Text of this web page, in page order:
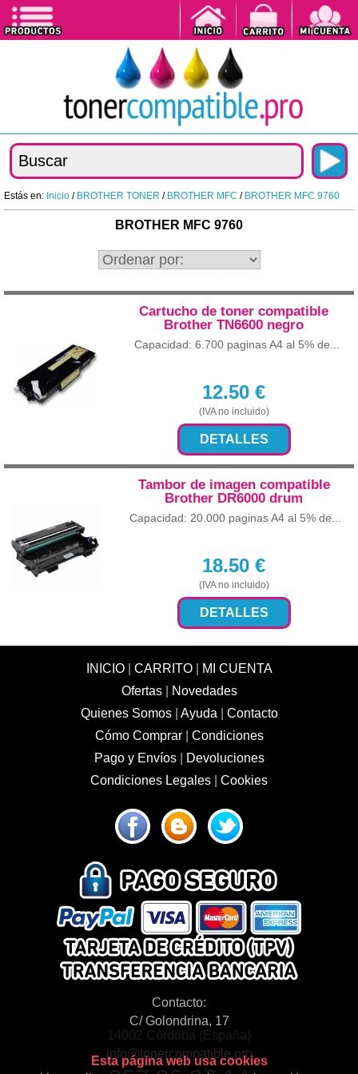
Estás en: Inicio / BROTHER TONER / BROTHER MFC / BROTHER MFC 9760
BROTHER MFC 9760
Cartucho de toner compatible
Brother TN6600 negro
Capacidad: 6.700 paginas A4 al 5% de...
12.50 €
(IVA no incluido)
DETALLES
Tambor de imagen compatible
Brother DR6000 drum
Capacidad: 20.000 paginas A4 al 5% de...
18.50 €
(IVA no incluido)
DETALLES
INICIO| CARRITO|
MI CUENTA
Ofertas|
Novedades
Quienes Somos| Ayuda
Contacto
Cómo Comprar| Condiciones
Pago y Envíos|
Devoluciones
Condiciones Legales
Cookies
Contacto:
C/ Golondrina, 17
14002 Córdoba (España)
info@tonercompatible.pro
Esta página web usa cookies